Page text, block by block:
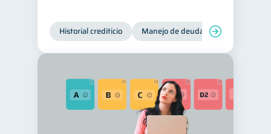
Historial crediticio Manejo de deudas